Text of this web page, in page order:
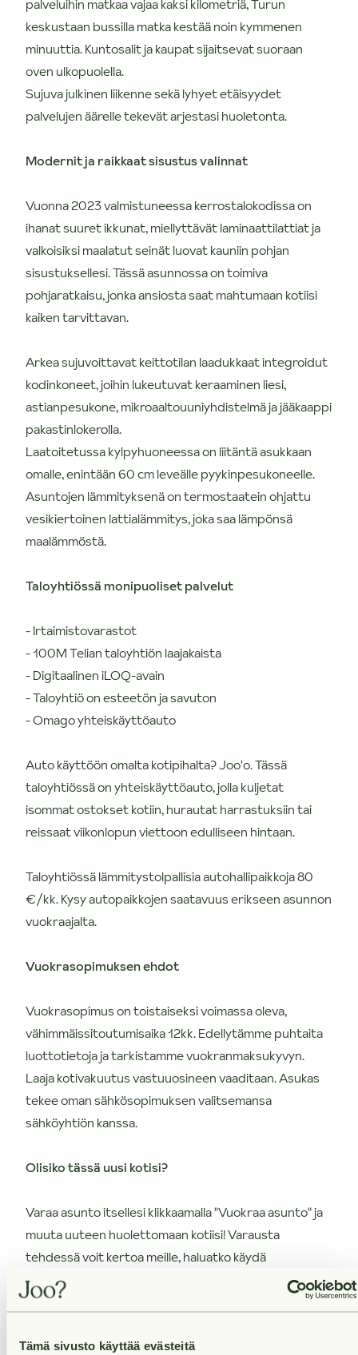
Tämä sivusto käyttää evästeitä
palveluihin matkaa vajaa kaksi kilometriä, Turun
keskustaan bussilla matka kestää noin kymmenen
minuuttia. Kuntosalit ja kaupat sijaitsevat suoraan
oven ulkopuolella.
Sujuva julkinen liikenne sekä lyhyet etäisyydet
palvelujen äärelle tekevät arjestasi huoletonta.
Modernit ja raikkaat sisustus valinnat
Vuonna 2023 valmistuneessa kerrostalokodissa on
ihanat suuret ikkunat, miellyttävät laminaattilattiat ja
valkoisiksi maalatut seinät luovat kauniin pohjan
sisustuksellesi. Tässä asunnossa on toimiva
pohjaratkaisu, jonka ansiosta saat mahtumaan kotiisi
kaiken tarvittavan.
Arkea sujuvoittavat keittotilan laadukkaat integroidut
kodinkoneet, joihin lukeutuvat keraaminen liesi,
astianpesukone, mikroaaltouuniyhdistelmä ja jääkaappi
pakastinlokerolla.
Laatoitetussa kylpyhuoneessa on liitäntä asukkaan
omalle, enintään 60 cm leveälle pyykinpesukoneelle.
Asuntojen lämmityksenä on termostaatein ohjattu
vesikiertoinen lattialämmitys, joka saa lämpönsä
maalämmöstä.
Taloyhtiössä monipuoliset palvelut
- Irtaimistovarastot
- 100M Telian taloyhtiön laajakaista
- Digitaalinen iLOQ-avain
- Taloyhtiö on esteetön ja savuton
- Omago yhteiskäyttöauto
Auto käyttöön omalta kotipihalta? Joo'o. Tässä
taloyhtiössä on yhteiskäyttöauto, jolla kuljetat
isommat ostokset kotiin, hurautat harrastuksiin tai
reissaat viikonlopun viettoon edulliseen hintaan.
Taloyhtiössä lämmitystolpallisia autohallipaikkoja 80
€/kk. Kysy autopaikkojen saatavuus erikseen asunnon
vuokraajalta.
Vuokrasopimuksen ehdot
Vuokrasopimus on toistaiseksi voimassa oleva,
vähimmäissitoutumisaika 12kk. Edellytämme puhtaita
luottotietoja ja tarkistamme vuokranmaksukyvyn.
Laaja kotivakuutus vastuuosineen vaaditaan. Asukas
tekee oman sähkösopimuksen valitsemansa
sähköyhtiön kanssa.
Olisiko tässä uusi kotisi?
Varaa asunto itsellesi klikkaamalla "Vuokraa asunto" ja
muuta uuteen huolettomaan kotiisi! Varausta
tehdessä voit kertoa meille, haluatko käydä
asuntonäytöllä ennen vuokrasopimuksen
allekirjoittamista. Voit vuokrata asunnon myös
sinuun yhteydessä mahdollisimman pian varauksesi